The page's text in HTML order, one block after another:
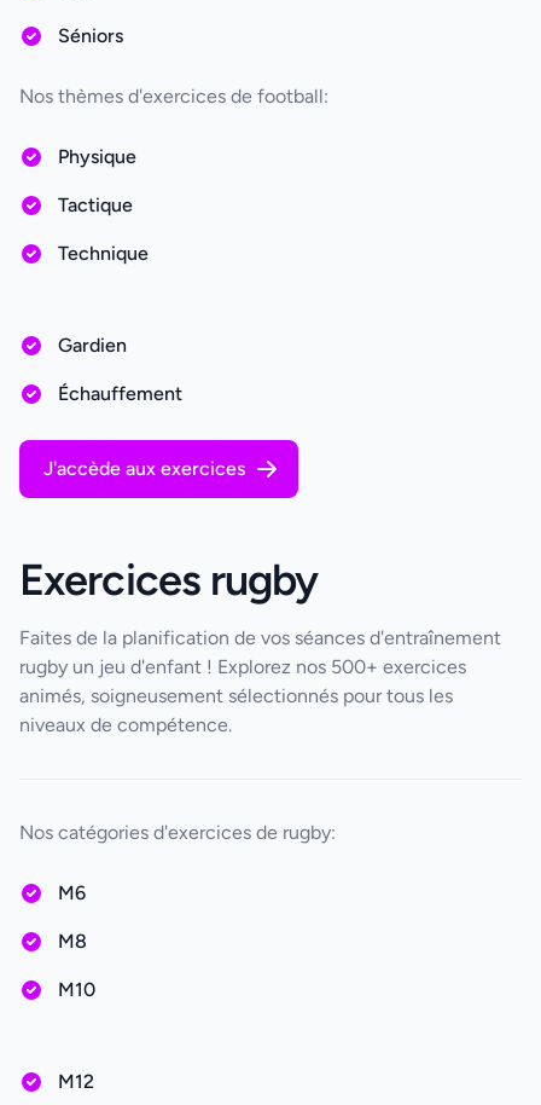
Séniors
Nos thèmes d'exercices de football:
Physique
Tactique
Technique
Gardien
Échauffement
J'accède aux exercices
Exercices rugby
Faites de la planification de vos séances d'entraînement
rugby un jeu d'enfant ! Explorez nos 500+ exercices
animés, soigneusement sélectionnés pour tous les
niveaux de compétence.
Nos catégories d'exercices de rugby:
M6
M8
M10
M12